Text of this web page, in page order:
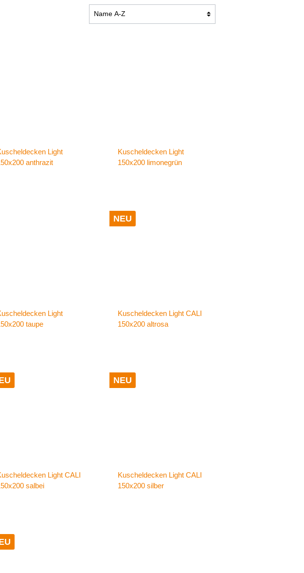
Light
anthrazit
Kuscheldecken Light
150x200 limonegrün
Light
taupe
NEU
Kuscheldecken Light CALI
150x200 altrosa
Light CALI
salbei
NEU
Kuscheldecken Light CALI
150x200 silber